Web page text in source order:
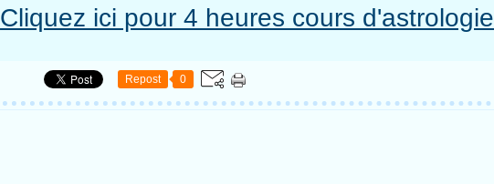
Cliquez ici pour 4 heures cours d'astrologie
Repost 0